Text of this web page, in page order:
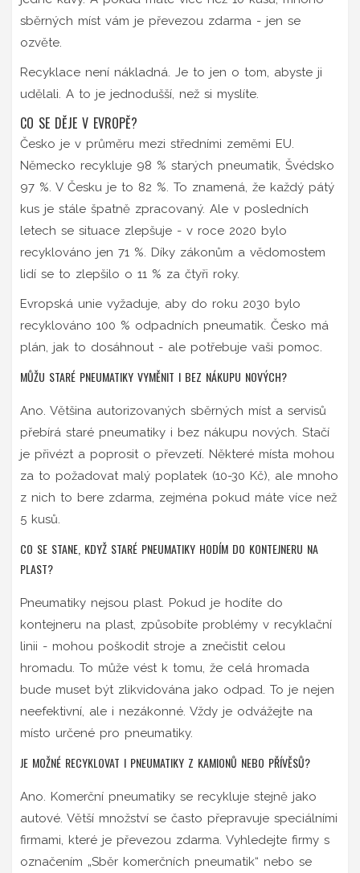
sběrných míst vám je převezou zdarma - jen se
ozvěte.
Recyklace není nákladná. Je to jen o tom, abyste ji
udělali. A to je jednodušší, než si myslíte.
CO SE DĚJE V EVROPĚ?
Česko je v průměru mezi středními zeměmi EU.
Německo recykluje 98 % starých pneumatik, Švédsko
97 %. V Česku je to 82 %. To znamená, že každý pátý
kus je stále špatně zpracovaný. Ale v posledních
letech se situace zlepšuje - v roce 2020 bylo
recyklováno jen 71 %. Díky zákonům a vědomostem
lidí se to zlepšilo o 11 % za čtyři roky.
Evropská unie vyžaduje, aby do roku 2030 bylo
recyklováno 100 % odpadních pneumatik. Česko má
plán, jak to dosáhnout - ale potřebuje vaši pomoc.
MŮŽU STARÉ PNEUMATIKY VYMĚNIT I BEZ NÁKUPU NOVÝCH?
Ano. Většina autorizovaných sběrných míst a servisů
přebírá staré pneumatiky i bez nákupu nových. Stačí
je přivézt a poprosit o převzetí. Některé místa mohou
za to požadovat malý poplatek (10-30 Kč), ale mnoho
z nich to bere zdarma, zejména pokud máte více než
5 kusů.
CO SE STANE, KDYŽ STARÉ PNEUMATIKY HODÍM DO KONTEJNERU NA
PLAST?
Pneumatiky nejsou plast. Pokud je hodíte do
kontejneru na plast, způsobíte problémy v recyklační
linii - mohou poškodit stroje a znečistit celou
hromadu. To může vést k tomu, že celá hromada
bude muset být zlikvidována jako odpad. To je nejen
neefektivní, ale i nezákonné. Vždy je odvážejte na
místo určené pro pneumatiky.
JE MOŽNÉ RECYKLOVAT I PNEUMATIKY Z KAMIONŮ NEBO PŘÍVĚSŮ?
Ano. Komerční pneumatiky se recykluje stejně jako
autové. Větší množství se často přepravuje speciálními
firmami, které je převezou zdarma. Vyhledejte firmy s
označením „Sběr komerčních pneumatik“ nebo se